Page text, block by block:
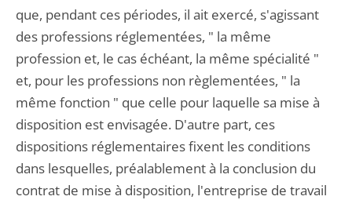
que, pendant ces périodes, il ait exercé, s'agissant
des professions réglementées, " la même
profession et, le cas échéant, la même spécialité "
et, pour les professions non règlementées, " la
même fonction " que celle pour laquelle sa mise à
disposition est envisagée. D'autre part, ces
dispositions réglementaires fixent les conditions
dans lesquelles, préalablement à la conclusion du
contrat de mise à disposition, l'entreprise de travail